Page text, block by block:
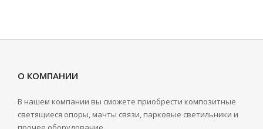
О КОМПАНИИ
В нашем компании вы сможете приобрести композитные
светящиеся опоры, мачты связи, парковые светильники и